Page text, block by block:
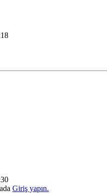
Giriş yapın.